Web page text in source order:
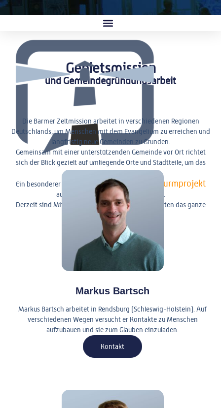
Gebietsmission
und Gemeindegründungsarbeit
Die Barmer Zeltmission arbeitet in verschiedenen Regionen
Deutschlands, um Menschen mit dem Evangelium zu erreichen und
langfristig neue Gemeinden zu Gründen.
Gemeinsam mit einer unterstützenden Gemeinde vor Ort richtet
sich der Blick gezielt auf umliegende Orte und Stadtteile, um das
Evangelium dort zu verbreiten.
Ein besonderer Schwerpunkt wird beim
Leuchtturmprojekt
auf den Norden Deutschlands gelegt.
Derzeit sind Mitarbeiter in folgenden Orten/Gebieten das ganze
Jahr über tätig:
Markus Bartsch
Markus Bartsch arbeitet in Rendsburg (Schleswig-Holstein). Auf
verschiedenen Wegen versucht er Kontakte zu Menschen
aufzubauen und sie zum Glauben einzuladen.
Kontakt